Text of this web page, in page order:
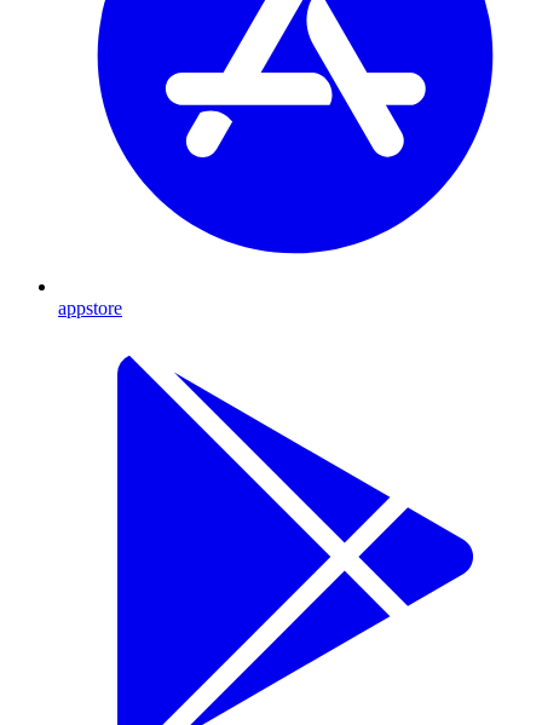
appstore